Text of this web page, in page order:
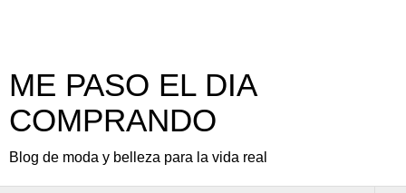
ME PASO EL DIA
COMPRANDO
Blog de moda y belleza para la vida real